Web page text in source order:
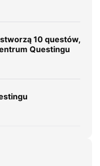
10 questów,
Questingu